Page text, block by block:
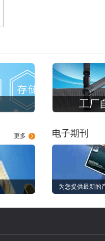
工厂
更多 电子期刊
为您提供最新的